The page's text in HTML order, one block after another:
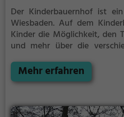
Der Kinderbauernhof ist
Wiesbaden. Auf dem
Kinder die Möglichkeit, den
und mehr über die
lernen.
Mehr erfahren